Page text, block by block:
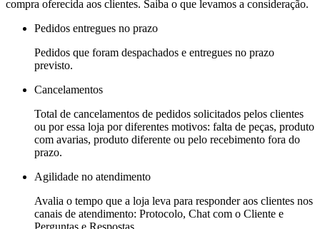
compra oferecida aos clientes. Saiba o que levamos a consideração.
Pedidos entregues no prazo
Pedidos que foram despachados e entregues no prazo
previsto.
Cancelamentos
Total de cancelamentos de pedidos solicitados pelos clientes
ou por essa loja por diferentes motivos: falta de peças, produto
com avarias, produto diferente ou pelo recebimento fora do
prazo.
Agilidade no atendimento
Avalia o tempo que a loja leva para responder aos clientes nos
canais de atendimento: Protocolo, Chat com o Cliente e
Perguntas e Respostas